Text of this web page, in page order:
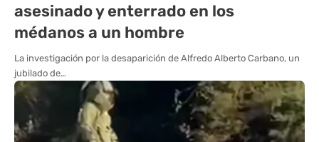
asesinado y enterrado en los
médanos a un hombre
La investigación por la desaparición de Alfredo Alberto Carbano, un
jubilado de…